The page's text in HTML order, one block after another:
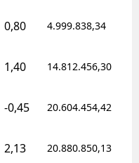
0,80 4.999.838,34
1,40 14.812.456,30
-0,45 20.604.454,42
2,13 20.880.850,13